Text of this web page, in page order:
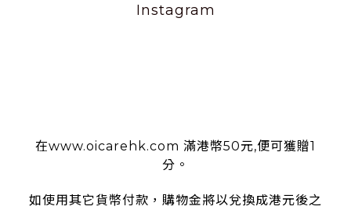
Instagram
在www.oicarehk.com 滿港幣50元,便可獲贈1
分。
如使用其它貨幣付款，購物金將以兌換成港元後之